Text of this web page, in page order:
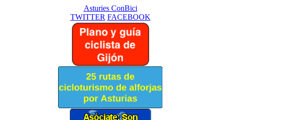
Asturies ConBici
TWITTER FACEBOOK